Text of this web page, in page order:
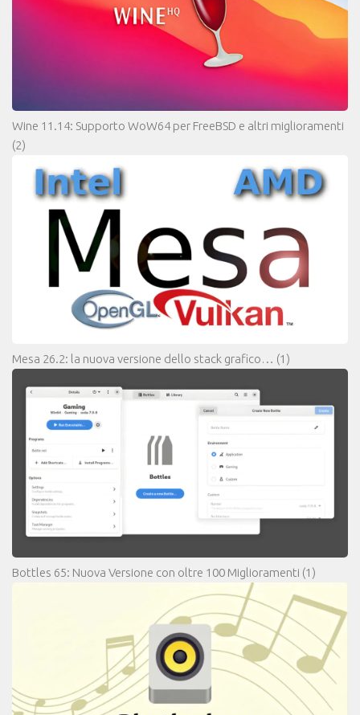
Wine 11.14: Supporto WoW64 per FreeBSD e altri miglioramenti
(2)
Mesa 26.2: la nuova versione dello stack grafico… (1)
Bottles 65: Nuova Versione con oltre 100 Miglioramenti (1)